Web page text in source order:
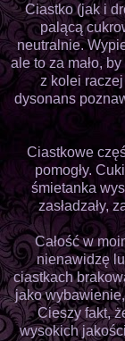
Ciastko (jak i
palącą
neutralnie.
ale to za mało,
z kolei raczej
dysonans
Ciastkowe
pomogły.
śmietanka
zasładzały,
Całość w
nienawidzę
ciastkach
jako
Cieszy fakt,
wysokich